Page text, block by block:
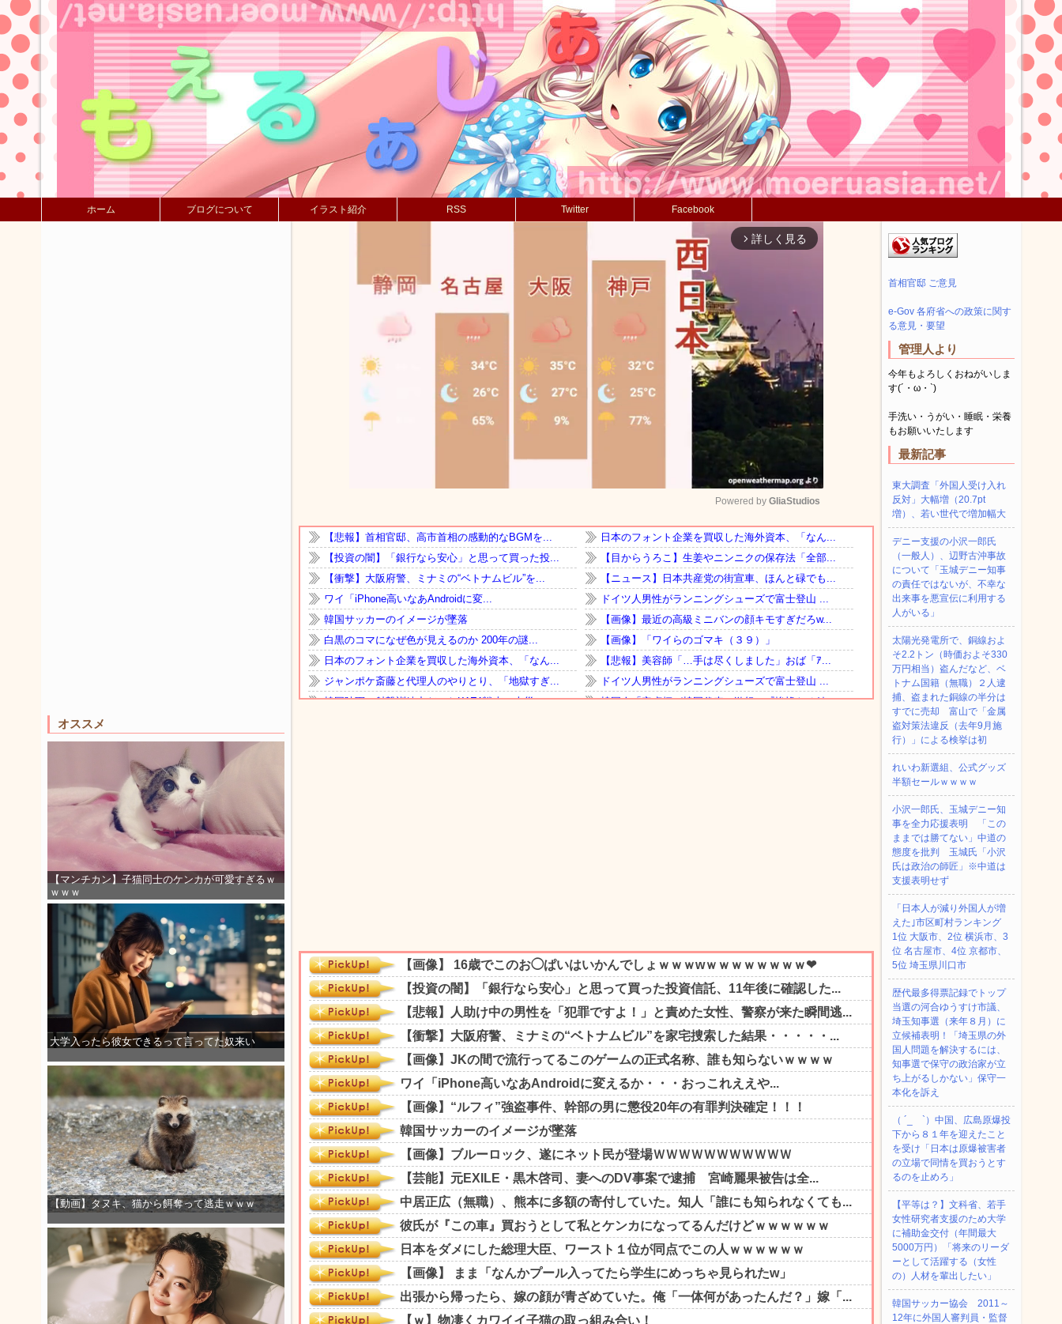
ホーム ブログについて イラスト紹介 RSS Twitter Facebook
オススメ
【マンチカン】子猫同士のケンカが可愛すぎるｗ
ｗｗｗ
大学入ったら彼女できるって言ってた奴来い
【動画】タヌキ、猫から餌奪って逃走ｗｗｗ
arrow_forward_ios 詳しく見る
Mute
Powered by GliaStudios
首相官邸 ご意見
e-Gov 各府省への政策に関す
る意見・要望
管理人より
今年もよろしくおねがいしま
す(´・ω・`)
手洗い・うがい・睡眠・栄養
もお願いいたします
最新記事
東大調査「外国人受け入れ
反対」大幅増（20.7pt
増）、若い世代で増加幅大
デニー支援の小沢一郎氏
（一般人）、辺野古沖事故
について「玉城デニー知事
の責任ではないが、不幸な
出来事を悪宣伝に利用する
人がいる」
太陽光発電所で、銅線およ
そ2.2トン（時価およそ330
万円相当）盗んだなど、ベ
トナム国籍（無職）２人逮
捕、盗まれた銅線の半分は
すでに売却 富山で「金属
盗対策法違反（去年9月施
行）」による検挙は初
れいわ新選組、公式グッズ
半額セールｗｗｗｗ
小沢一郎氏、玉城デニー知
事を全力応援表明 「この
ままでは勝てない」中道の
態度を批判 玉城氏「小沢
氏は政治の師匠」※中道は
支援表明せず
「日本人が減り外国人が増
えた｣市区町村ランキング
1位 大阪市、2位 横浜市、3
位 名古屋市、4位 京都市、
5位 埼玉県川口市
歴代最多得票記録でトップ
当選の河合ゆうすけ市議、
埼玉知事選（来年８月）に
立候補表明！「埼玉県の外
国人問題を解決するには、
知事選で保守の政治家が立
ち上がるしかない」保守一
本化を訴え
（ ´_ゝ`）中国、広島原爆投
下から８１年を迎えたこと
を受け「日本は原爆被害者
の立場で同情を買おうとす
るのを止めろ」
【平等は？】文科省、若手
女性研究者支援のため大学
に補助金交付（年間最大
5000万円）「将来のリーダ
ーとして活躍する（女性
の）人材を輩出したい」
韓国サッカー協会 2011～
12年に外国人審判員・監督